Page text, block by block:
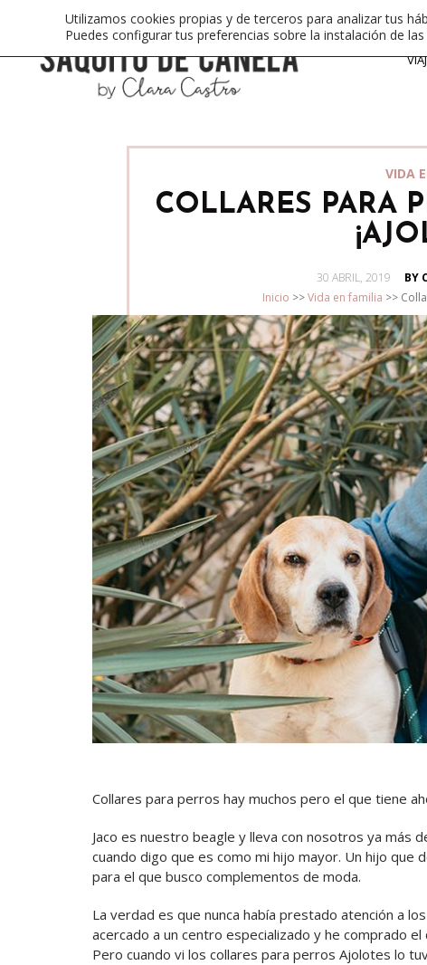
VIDA
COLLARES PARA
POSTED
ON
30 ABRIL, 2019
BY
Inicio >>Vida en familia >>
Collares para perros hay muchos pero el que tiene
Jaco es nuestro beagle y lleva con nosotros ya más
cuando digo que es como mi hijo mayor. Un hijo
para el que busco complementos de moda.
La verdad es que nunca había prestado atención a
acercado a un centro especializado y he comprado
Pero cuando vi los collares para perros Ajolotes lo
Utilizamos cookies propias y de terceros para analizar tus
Puedes configurar tus preferencias sobre la instalación de